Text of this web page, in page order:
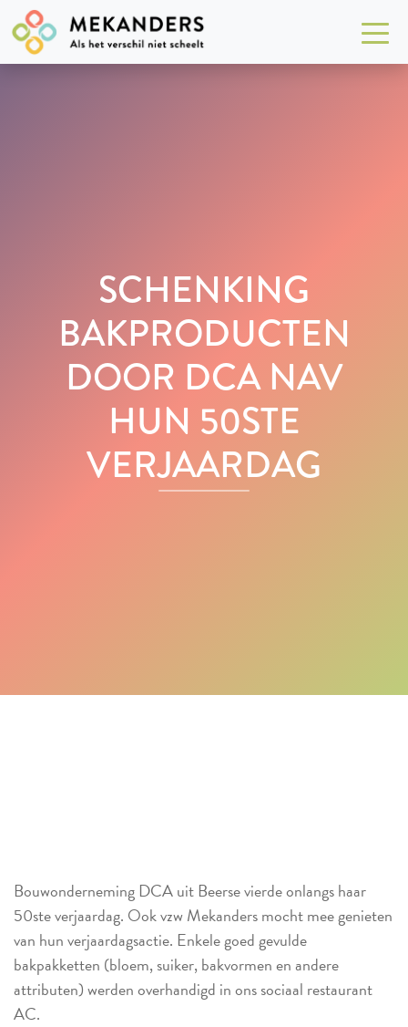
SCHENKING
BAKPRODUCTEN
DOOR DCA NAV
HUN 50STE
VERJAARDAG
Bouwonderneming DCA uit Beerse vierde onlangs haar
50ste verjaardag. Ook vzw Mekanders mocht mee genieten
van hun verjaardagsactie. Enkele goed gevulde
bakpakketten (bloem, suiker, bakvormen en andere
attributen) werden overhandigd in ons sociaal restaurant
AC.